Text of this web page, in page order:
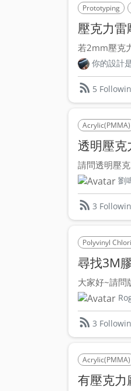
Prototyping
壓克力
若2mm壓克
你的設計
5
Acrylic(PMMA)
透明壓克
請問透明壓
劉
3
Polyvinyl
尋找3M
大家好~請問
3
Acrylic(PMMA)
有壓克力